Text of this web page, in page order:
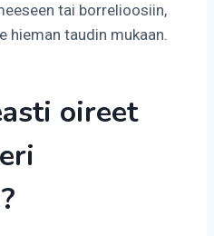
tai borrelioosiin,
hieman taudin mukaan.
oireet